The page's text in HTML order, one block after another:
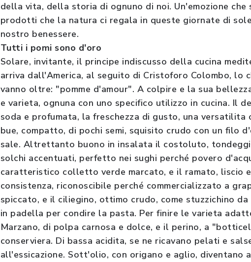
della vita, della storia di ognuno di noi. Un'emozione che
prodotti che la natura ci regala in queste giornate di
nostro benessere.
Tutti i pomi sono d'oro
Solare, invitante, il principe indiscusso della cucina
arriva dall'America, al seguito di Cristoforo Colombo, lo
vanno oltre: "pomme d'amour". A colpire e la sua
e varieta, ognuna con uno specifico utilizzo in cucina. Il
soda e profumata, la freschezza di gusto, una versatilita
bue, compatto, di pochi semi, squisito crudo con un filo
sale. Altrettanto buono in insalata il costoluto,
solchi accentuati, perfetto nei sughi perché povero
caratteristico colletto verde marcato, e il ramato, liscio e
consistenza, riconoscibile perché commercializzato a
spiccato, e il ciliegino, ottimo crudo, come stuzzichino
in padella per condire la pasta. Per finire le varieta
Marzano, di polpa carnosa e dolce, e il perino, a
conserviera. Di bassa acidita, se ne ricavano pelati e
all'essicazione. Sott'olio, con origano e aglio,